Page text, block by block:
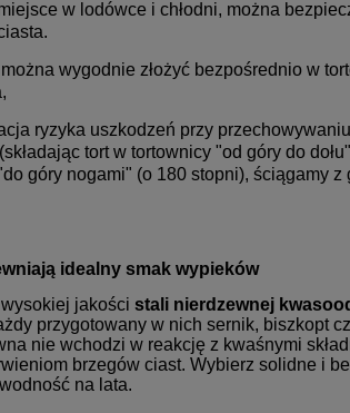
w lodówce i chłodni, można
wygodnie złożyć bezpośrednio w
ryzyka uszkodzeń przy
tort w tortownicy "od góry do
góry nogami" (o 180 stopni), ściągamy z
idealny smak wypieków
jakości stali nierdzewnej
przygotowany w nich sernik, biszkopt
nie wchodzi w reakcję z kwaśnymi
brzegów ciast. Wybierz solidne i
na lata.